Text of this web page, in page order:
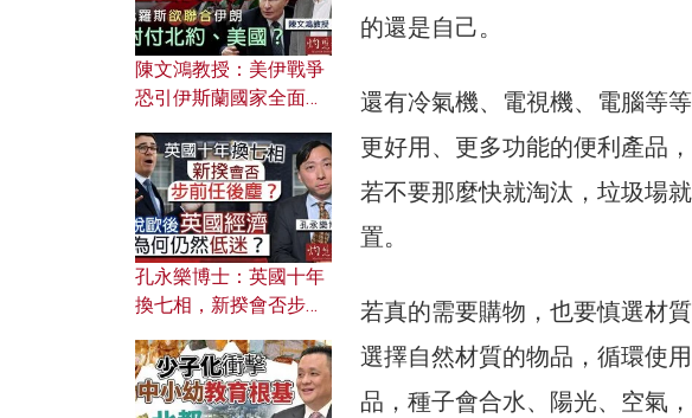
的還是自己。
還有冷氣機、電視機、電腦等
更好用、更多功能的便利產品
若不要那麼快就淘汰，垃圾場
置。
若真的需要購物，也要慎選材
選擇自然材質的物品，循環使
品，種子會合水、陽光、空氣
陳文鴻教授：美伊戰爭
恐引伊斯蘭國家全面反
對付北約美國？
孔永樂博士：英國十年
換七相，新揆會否步前
濟為何仍然低迷？